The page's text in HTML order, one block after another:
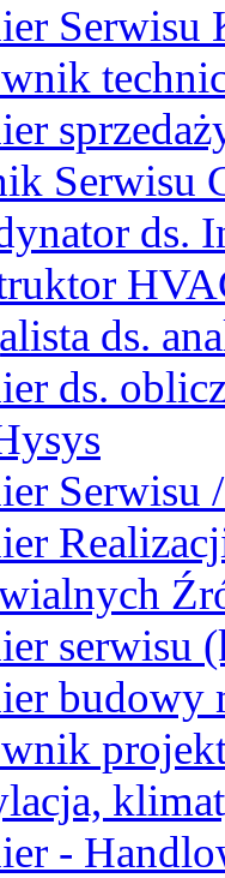
Serwisu
Serwisu
ds.
ds.
ds.
Serwisu
serwisu
budowy
-